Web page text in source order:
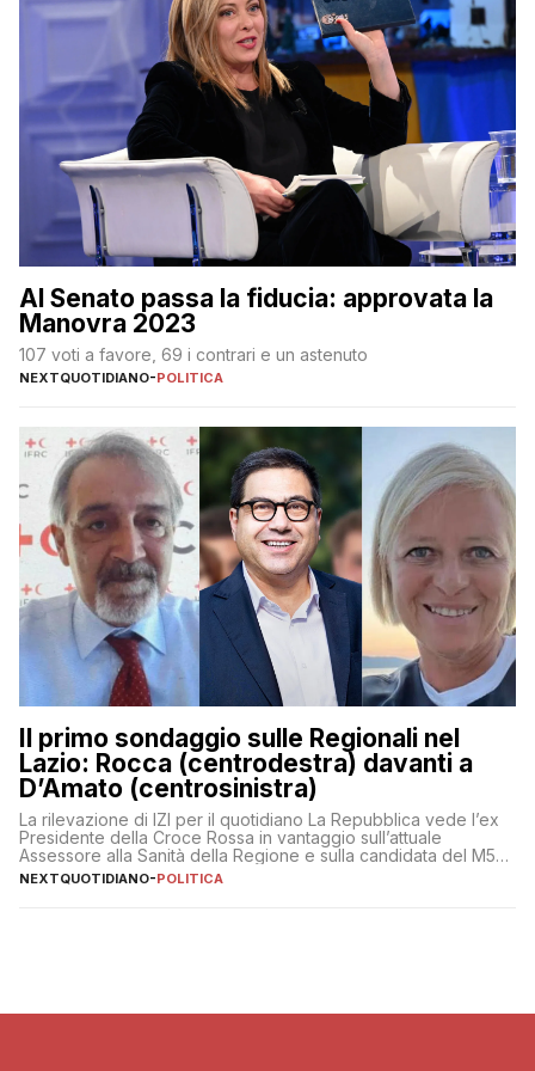
Al Senato passa la fiducia: approvata la
Manovra 2023
107 voti a favore, 69 i contrari e un astenuto
NEXTQUOTIDIANO-POLITICA
Il primo sondaggio sulle Regionali nel
Lazio: Rocca (centrodestra) davanti a
D’Amato (centrosinistra)
La rilevazione di IZI per il quotidiano La Repubblica vede l’ex
Presidente della Croce Rossa in vantaggio sull’attuale
Assessore alla Sanità della Regione e sulla candidata del M5S
Donatella Bianchi
NEXTQUOTIDIANO-POLITICA